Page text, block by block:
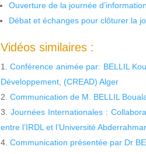
Ouverture de la journée
Débat et échanges pour clôturer la
Vidéos similaires :
Conférence animée par: BELLIL
Développement, (CREAD) Alger
Communication de M. BELLIL
Journées Internationales :
entre l’IRDL et l’Université
Communication présentée par Dr